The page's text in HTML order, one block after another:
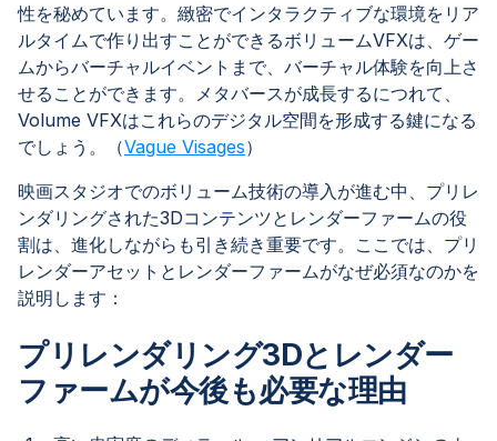
性を秘めています。緻密でインタラクティブな環境をリア
ルタイムで作り出すことができるボリュームVFXは、ゲー
ムからバーチャルイベントまで、バーチャル体験を向上さ
せることができます。メタバースが成長するにつれて、
Volume VFXはこれらのデジタル空間を形成する鍵になる
でしょう。（Vague Visages）
映画スタジオでのボリューム技術の導入が進む中、プリレ
ンダリングされた3Dコンテンツとレンダーファームの役
割は、進化しながらも引き続き重要です。ここでは、プリ
レンダーアセットとレンダーファームがなぜ必須なのかを
説明します：
プリレンダリング3Dとレンダー
ファームが今後も必要な理由